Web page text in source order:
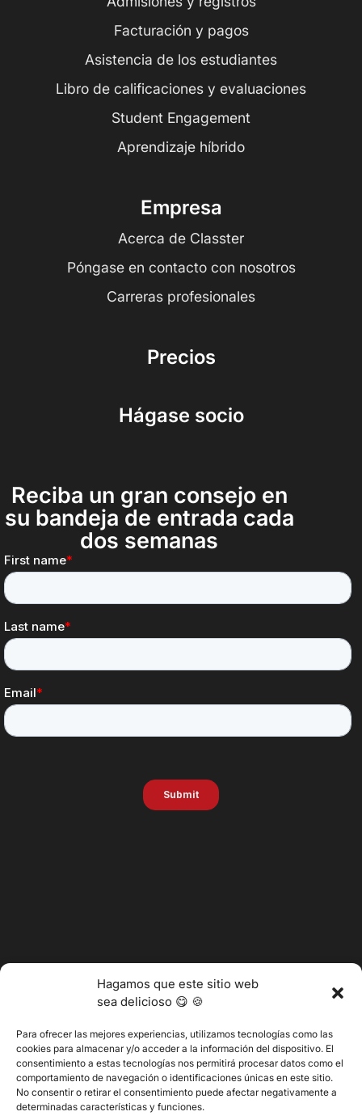
Hagamos que este sitio web
sea delicioso 😋 🍪
Para ofrecer las mejores experiencias, utilizamos tecnologías como las
cookies para almacenar y/o acceder a la información del dispositivo. El
consentimiento a estas tecnologías nos permitirá procesar datos como el
comportamiento de navegación o identificaciones únicas en este sitio.
No consentir o retirar el consentimiento puede afectar negativamente a
determinadas características y funciones.
Facturación y pagos
Asistencia de los estudiantes
Libro de calificaciones y evaluaciones
Student Engagement
Aprendizaje híbrido
Empresa
Acerca de Classter
Póngase en contacto con nosotros
Carreras profesionales
Precios
Hágase socio
Reciba un gran consejo en
su bandeja de entrada cada
dos semanas
@2025 Vertitech. Todos los derechos reservados.
Política de privacidad